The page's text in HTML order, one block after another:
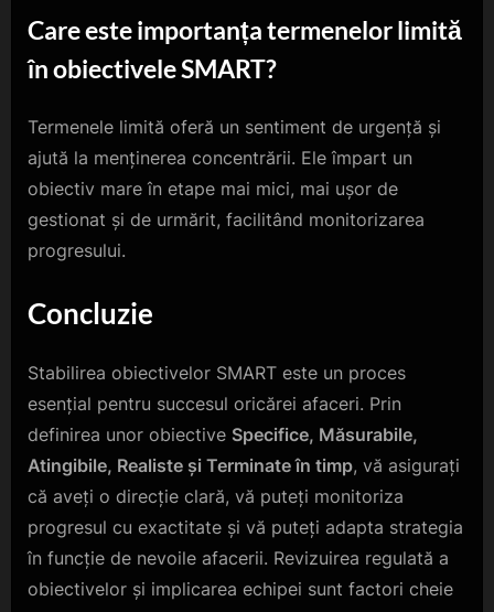
Care este importanța termenelor limită
în obiectivele SMART?
Termenele limită oferă un sentiment de urgență și
ajută la menținerea concentrării. Ele împart un
obiectiv mare în etape mai mici, mai ușor de
gestionat și de urmărit, facilitând monitorizarea
progresului.
Concluzie
Stabilirea obiectivelor SMART este un proces
esențial pentru succesul oricărei afaceri. Prin
definirea unor obiective Specifice, Măsurabile,
Atingibile, Realiste și Terminate în timp, vă asigurați
că aveți o direcție clară, vă puteți monitoriza
progresul cu exactitate și vă puteți adapta strategia
în funcție de nevoile afacerii. Revizuirea regulată a
obiectivelor și implicarea echipei sunt factori cheie